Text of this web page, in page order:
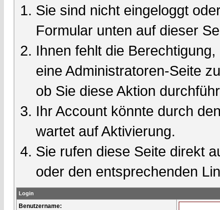
Sie sind nicht eingeloggt
Formular unten auf dieser
Ihnen fehlt die
eine Administratoren-Seite
ob Sie diese Aktion
Ihr Account könnte durch
wartet auf Aktivierung.
Sie rufen diese Seite direkt
oder den entsprechenden
Login
Benutzername: